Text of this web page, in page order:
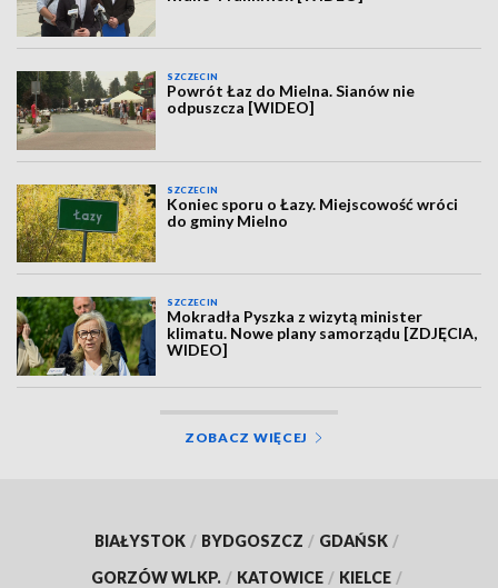
SZCZECIN
Powrót Łaz do Mielna. Sianów nie
odpuszcza [WIDEO]
SZCZECIN
Koniec sporu o Łazy. Miejscowość wróci
do gminy Mielno
SZCZECIN
Mokradła Pyszka z wizytą minister
klimatu. Nowe plany samorządu [ZDJĘCIA,
WIDEO]
ZOBACZ WIĘCEJ
BIAŁYSTOK / BYDGOSZCZ / GDAŃSK /
GORZÓW WLKP. / KATOWICE / KIELCE /